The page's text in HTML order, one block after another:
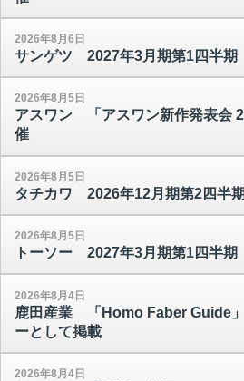
2026年8月6日
サンゲツ 2027年3月期第1四半期
2026年8月5日
アスワン 「アスワン新作発表会
催
2026年8月5日
タチカワ 2026年12月期第2四半
2026年8月5日
トーソー 2027年3月期第1四半期
2026年8月4日
鹿田産業 「Homo Faber Guide
ーとして掲載
2026年8月4日